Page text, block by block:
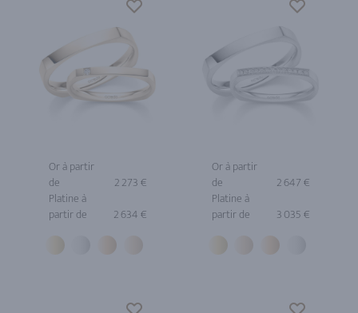
Or à partir
de
2 273 €
Platine à
partir de
2 634 €
Or à partir
de
2 647 €
Platine à
partir de
3 035 €